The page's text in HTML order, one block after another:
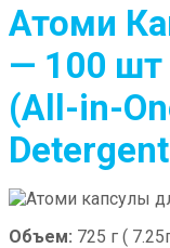
Атоми
— 100 шт
(All-in-
Объем: 725 г (